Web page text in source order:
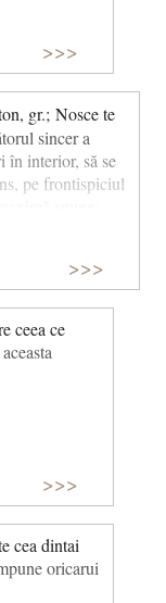
>>>
gr.; Nosce te
sincer a
în interior, să se
pe frontispiciul
Seauton,
te pe tine
şi zeii".
însă despre
a
pierdută
cum se crede
slabi în
zeului Apollo și
preotesei
răspunsul
>>>
ceea ce
>>>
cea dintai
oricarui